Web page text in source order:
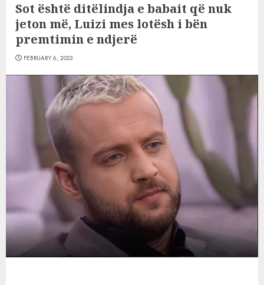
Sot është ditëlindja e babait që nuk
jeton më, Luizi mes lotësh i bën
premtimin e ndjerë
FEBRUARY 6, 2023